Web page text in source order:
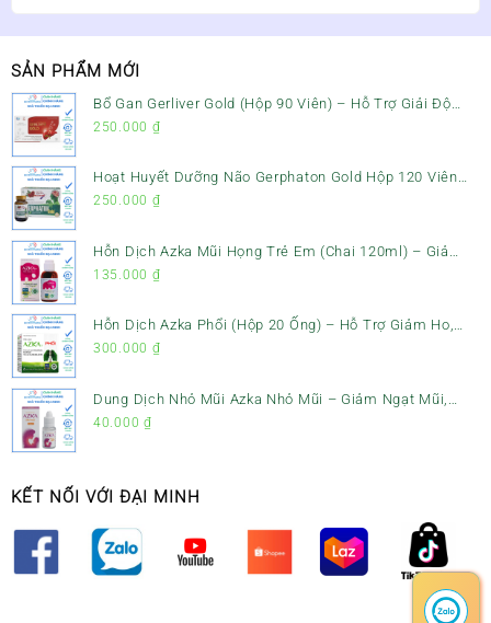
SẢN PHẨM MỚI
Bổ Gan Gerliver Gold (Hộp 90 Viên) – Hỗ Trợ Giải Độc
Gan, Mát Gan & Bảo Vệ Gan
250.000 ₫
Hoạt Huyết Dưỡng Não Gerphaton Gold Hộp 120 Viên
– Giảm Đau Đầu, Hoa Mắt, Chóng Mặt & Rối Loạn Tiền
250.000 ₫
Hỗn Dịch Azka Mũi Họng Trẻ Em (Chai 120ml) – Giảm
Ho, Tiêu Đờm & Đau Rát Họng
135.000 ₫
Hỗn Dịch Azka Phổi (Hộp 20 Ống) – Hỗ Trợ Giảm Ho,
Tiêu Đờm & Bổ Phổi
300.000 ₫
Dung Dịch Nhỏ Mũi Azka Nhỏ Mũi – Giảm Ngạt Mũi,
Sổ Mũi Cho Trẻ Sơ Sinh
40.000 ₫
KẾT NỐI VỚI ĐẠI MINH